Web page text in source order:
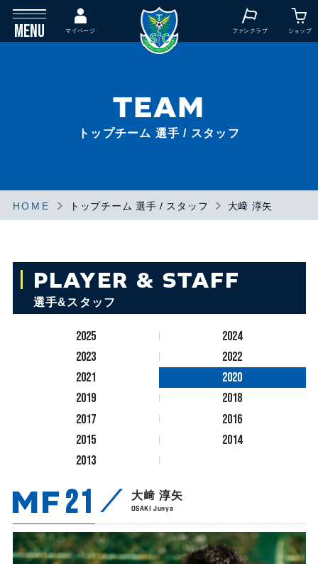
MENU マイページ ファンクラブ ショップ
TEAM
トップチーム 選手 / スタッフ
HOME トップチーム 選手 / スタッフ 大﨑 淳矢
PLAYER & STAFF
選手&スタッフ
2025
2024
2023
2022
2021
2020
2019
2018
2017
2016
2015
2014
2013
MF21 大﨑 淳矢
OSAKI Junya